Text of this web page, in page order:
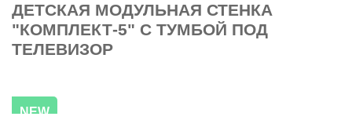
ДЕТСКАЯ МОДУЛЬНАЯ СТЕНКА
"КОМПЛЕКТ-5" С ТУМБОЙ ПОД
ТЕЛЕВИЗОР
NEW